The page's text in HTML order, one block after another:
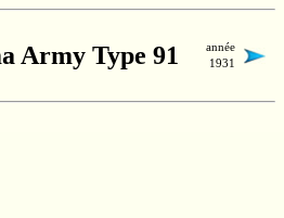
Army Type 91
année
1931